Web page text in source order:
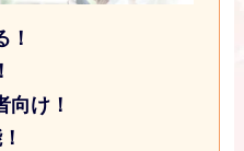
！
向け！